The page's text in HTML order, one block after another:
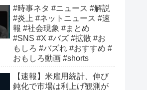
#時事ネタ #ニュース #解説
#炎上 #ネットニュース #速
報 #社会現象 #まとめ
#SNS #X #バズ #拡散 #お
もしろ #バズれ #おすすめ #
おもしろ動画 #shorts
【速報】米雇用統計、伸び
鈍化で市場は利上げ観測が